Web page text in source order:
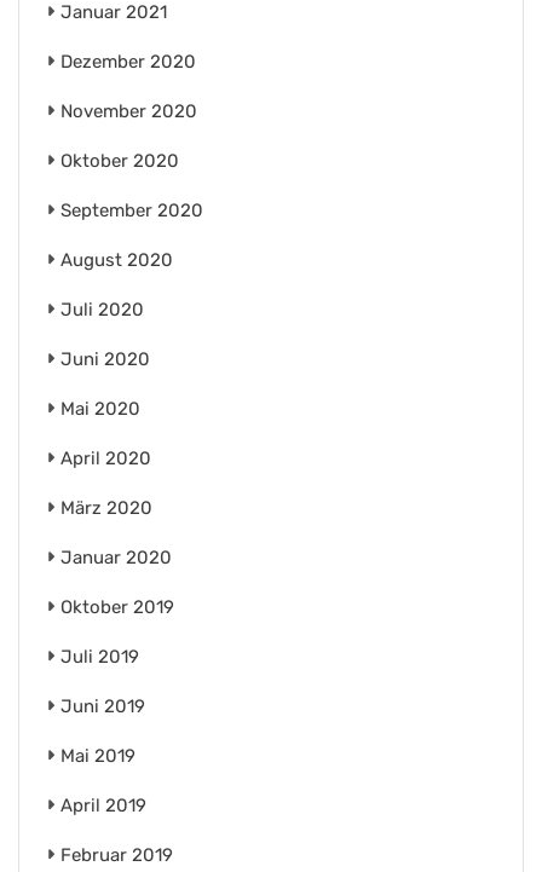
Januar 2021
Dezember 2020
November 2020
Oktober 2020
September 2020
August 2020
Juli 2020
Juni 2020
Mai 2020
April 2020
März 2020
Januar 2020
Oktober 2019
Juli 2019
Juni 2019
Mai 2019
April 2019
Februar 2019